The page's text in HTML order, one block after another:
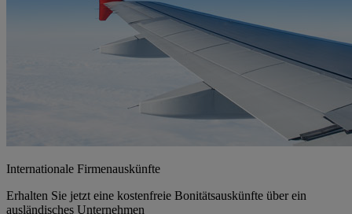
Internationale Firmenauskünfte
Erhalten Sie jetzt eine kostenfreie Bonitätsauskünfte über ein
ausländisches Unternehmen